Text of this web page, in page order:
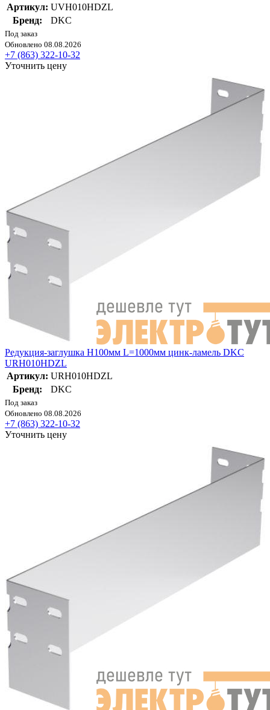
Артикул: UVH010HDZL
Бренд:
DKC
Под заказ
Обновлено 08.08.2026
+7 (863) 322-10-32
Уточнить цену
Редукция-заглушка H100мм L=1000мм цинк-ламель DKC
URH010HDZL
Артикул: URH010HDZL
Бренд:
DKC
Под заказ
Обновлено 08.08.2026
+7 (863) 322-10-32
Уточнить цену